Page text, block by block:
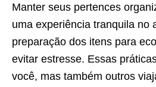
Manter seus pertences
uma experiência tranquila no
preparação dos itens para
evitar estresse. Essas
você, mas também outros